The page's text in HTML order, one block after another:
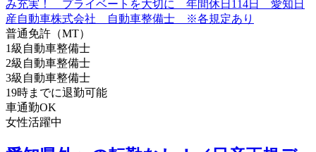
普通免許（MT）
1級自動車整備士
2級自動車整備士
3級自動車整備士
19時までに退勤可能
車通勤OK
女性活躍中